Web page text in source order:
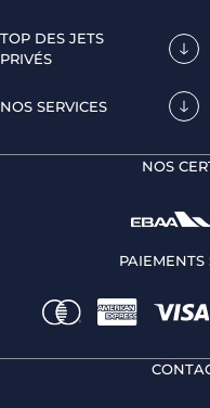
TOP DES JETS
PRIVÉS
NOS SERVICES
NOS
PAIEMENTS